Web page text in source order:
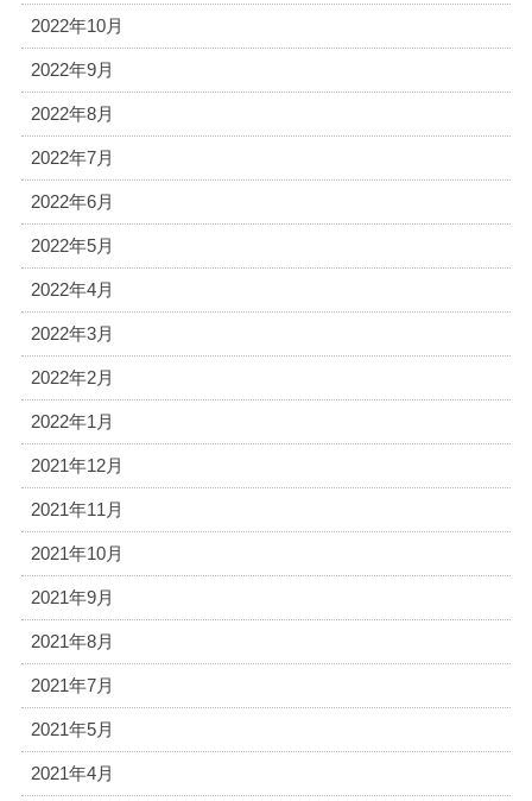
2022年10月
2022年9月
2022年8月
2022年7月
2022年6月
2022年5月
2022年4月
2022年3月
2022年2月
2022年1月
2021年12月
2021年11月
2021年10月
2021年9月
2021年8月
2021年7月
2021年5月
2021年4月